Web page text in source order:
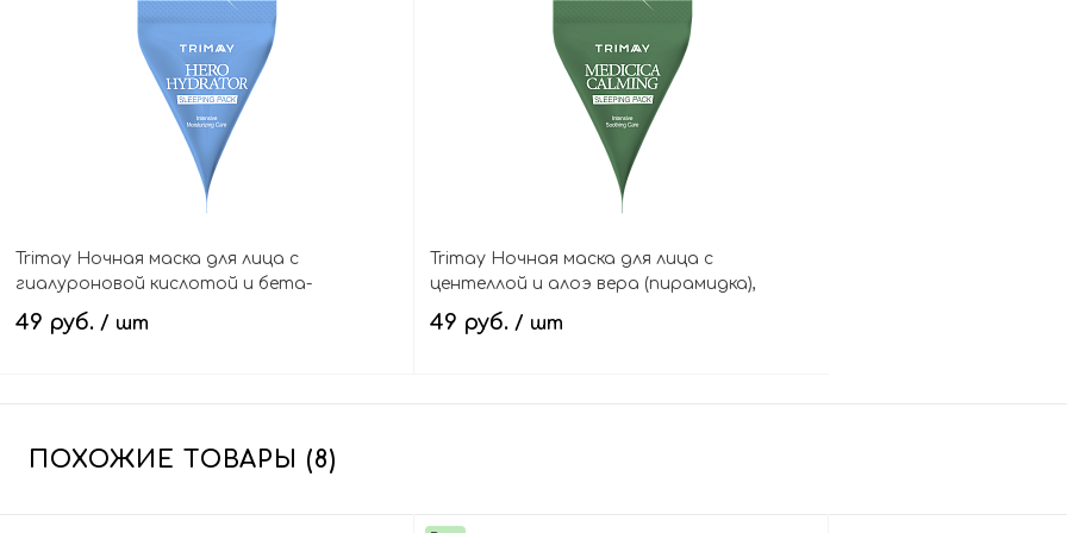
В корзину В корзину
Trimay Ночная маска для лица с
гиалуроновой кислотой и бета-
глюканом (пирамидка), Hero Hydrator
Sleeping Pack
49 руб. / шт
Trimay Ночная маска для лица с
центеллой и алоэ вера (пирамидка),
Medicica Calming Sleeping Pack
49 руб. / шт
ПОХОЖИЕ ТОВАРЫ (8)